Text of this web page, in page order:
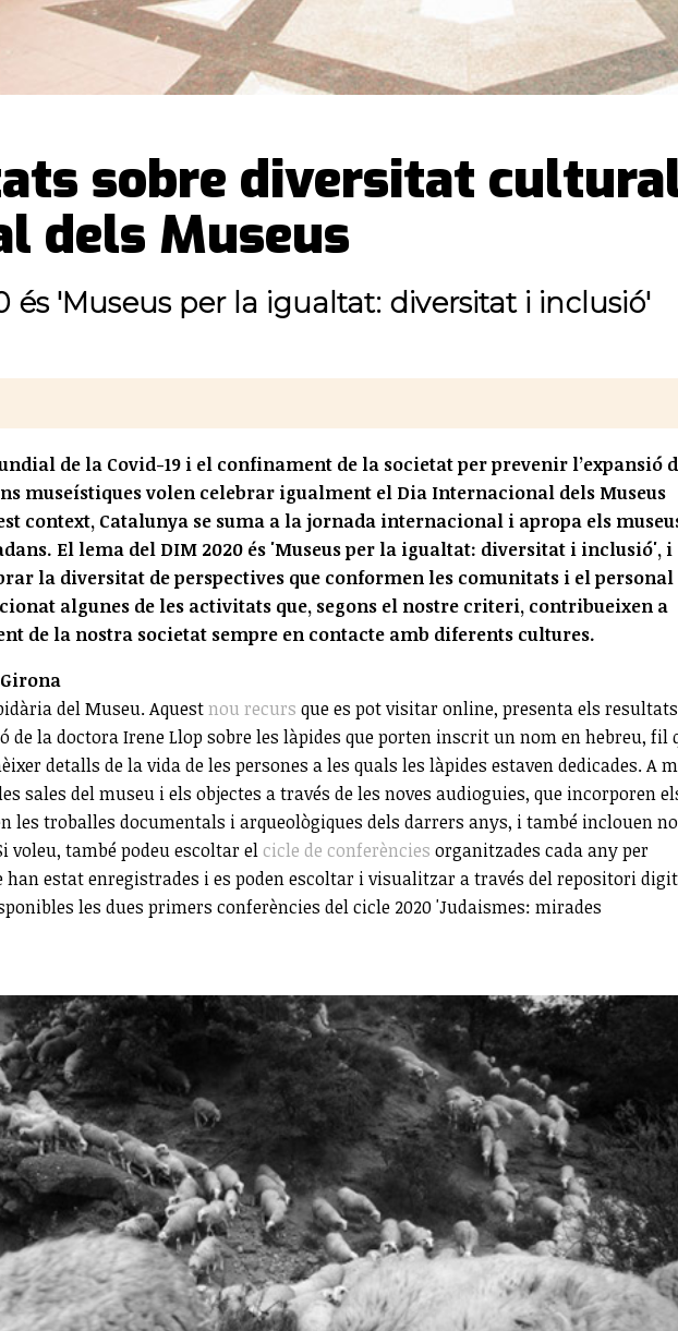
sobre diversitat
dels Museus
és 'Museus per la igualtat: diversitat i inclusió'
de la Covid-19 i el confinament de la societat per prevenir l’expansió
museístiques volen celebrar igualment el Dia Internacional dels Museus
context, Catalunya se suma a la jornada internacional i apropa els
El lema del DIM 2020 és 'Museus per la igualtat: diversitat i inclusió', i
la diversitat de perspectives que conformen les comunitats i el personal
algunes de les activitats que, segons el nostre criteri, contribueixen a
de la nostra societat sempre en contacte amb diferents cultures.
del Museu. Aquestnou recurs que es pot visitar online, presenta els resultats
de la doctora Irene Llop sobre les làpides que porten inscrit un nom en hebreu, fil
detalls de la vida de les persones a les quals les làpides estaven dedicades. A
sales del museu i els objectes a través de les noves audioguies, que incorporen
les troballes documentals i arqueològiques dels darrers anys, i també inclouen
voleu, també podeu escoltar elcicle de conferències organitzades cada any per
han estat enregistrades i es poden escoltar i visualitzar a través del repositori
les dues primers conferències del cicle 2020 'Judaismes: mirades